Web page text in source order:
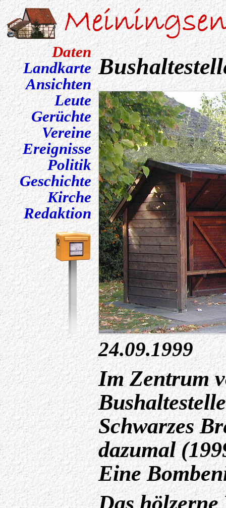
Daten
Landkarte
Ansichten
Leute
Gerüchte
Vereine
Ereignisse
Politik
Geschichte
Kirche
Redaktion
24.09.1999
Im Zentrum
Schwarzes
dazumal
Eine
Das hölzerne